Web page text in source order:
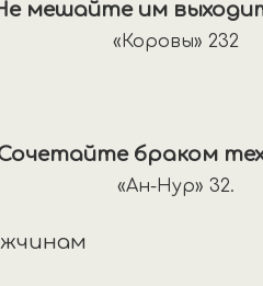
мешайте им
«Коровы» 232
браком тех
«Ан-Нур» 32.